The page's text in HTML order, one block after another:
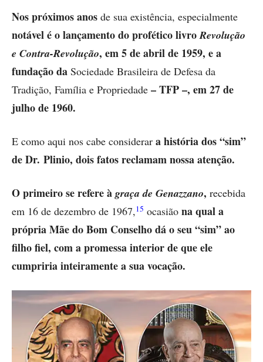
Nos próximos anos de sua existência, especialmente
notável é o lançamento do profético livroRevolução
e Contra-Revolução, em 5 de abril de 1959, e a
fundação da Sociedade Brasileira de Defesa da
Tradição, Família e Propriedade – TFP –, em 27 de
julho de 1960.
E como aqui nos cabe considerar a história dos “sim”
de Dr. Plinio, dois fatos reclamam nossa atenção.
O primeiro se refere àgraça de Genazzano, recebida
em 16 de dezembro de 1967,15 ocasião na qual a
própria Mãe do Bom Conselho dá o seu “sim” ao
filho fiel, com a promessa interior de que ele
cumpriria inteiramente a sua vocação.